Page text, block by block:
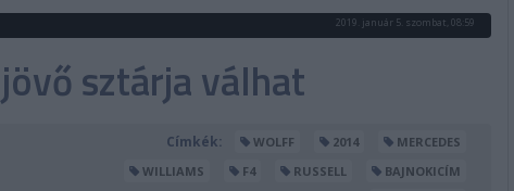
2019. január 5. szombat, 08:59
sztárja válhat
Címkék: WOLFF 2014
MERCEDES
WILLIAMS
F4 RUSSELL
BAJNOKICÍM